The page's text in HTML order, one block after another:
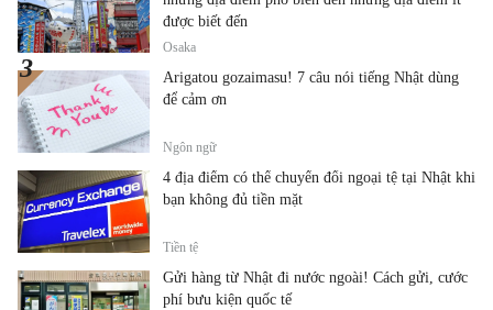
được biết đến
Osaka
Arigatou gozaimasu! 7 câu nói tiếng Nhật dùng
để cảm ơn
Ngôn ngữ
4 địa điểm có thể chuyển đổi ngoại tệ tại Nhật khi
bạn không đủ tiền mặt
Tiền tệ
Gửi hàng từ Nhật đi nước ngoài! Cách gửi, cước
phí bưu kiện quốc tế